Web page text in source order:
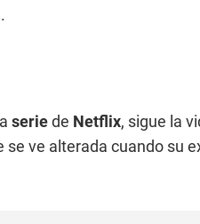
seriede Netflix, sigue la
ve alterada cuando su